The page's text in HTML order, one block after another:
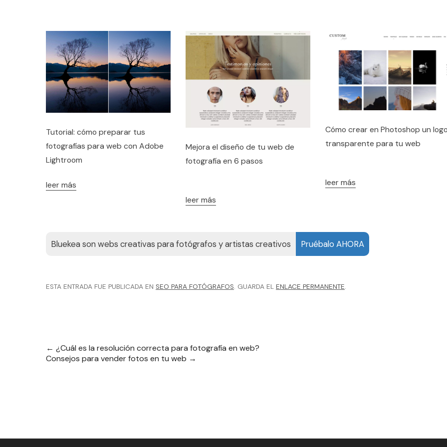
Tutorial: cómo preparar tus
fotografías para web con Adobe
Lightroom
leer más
Mejora el diseño de tu web de
fotografía en 6 pasos
leer más
Cómo crear en Photoshop un
transparente para tu web
leer más
Bluekea son webs creativas para fotógrafos y artistas creativos Pruébalo AHORA
ESTA ENTRADA FUE PUBLICADA EN SEO PARA FOTÓGRAFOS. GUARDA EL ENLACE PERMANENTE.
← ¿Cuál es la resolución correcta para fotografía en web?
Consejos para vender fotos en tu web →